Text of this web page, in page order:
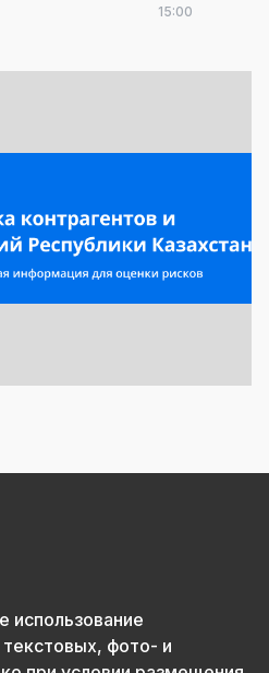
15:00
использование
фото- и